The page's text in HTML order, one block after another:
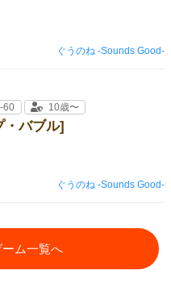
ぐうのね -Sounds Good-
・バブル]
60 10歳〜
ぐうのね -Sounds Good-
ム一覧へ